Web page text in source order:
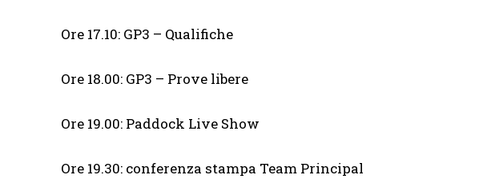
Ore 17.10: GP3 – Qualifiche
Ore 18.00: GP3 – Prove libere
Ore 19.00: Paddock Live Show
Ore 19.30: conferenza stampa Team Principal